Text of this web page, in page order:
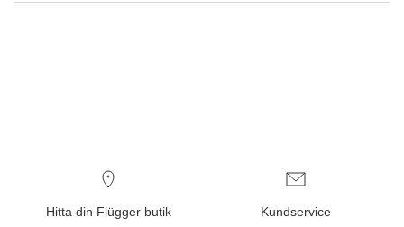
Hitta din Flügger butik Kundservice